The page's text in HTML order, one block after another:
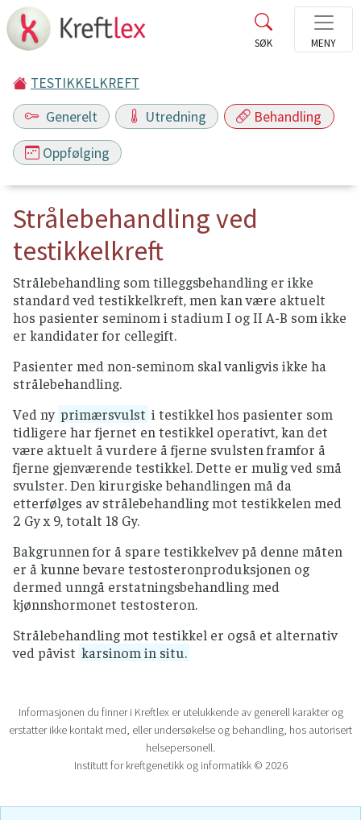
TESTIKKELKREFT
Generelt
Utredning Behandling
Oppfølging
Strålebehandling ved
testikkelkreft
Strålebehandling som tilleggsbehandling er ikke
standard ved testikkelkreft, men kan være aktuelt
hos pasienter seminom i stadium I og II A-B som ikke
er kandidater for cellegift.
Pasienter med non-seminom skal vanligvis ikke ha
strålebehandling.
Ved ny primærsvulst i testikkel hos pasienter som
tidligere har fjernet en testikkel operativt, kan det
være aktuelt å vurdere å fjerne svulsten framfor å
fjerne gjenværende testikkel. Dette er mulig ved små
svulster. Den kirurgiske behandlingen må da
etterfølges av strålebehandling mot testikkelen med
2 Gy x 9, totalt 18 Gy.
Bakgrunnen for å spare testikkelvev på denne måten
er å kunne bevare testosteronproduksjonen og
dermed unngå erstatningsbehandling med
kjønnshormonet testosteron.
Strålebehandling mot testikkel er også et alternativ
ved påvist karsinom in situ.
Informasjonen du finner i Kreftlex er utelukkende av generell karakter og
erstatter ikke kontakt med, eller undersøkelse og behandling, hos autorisert
helsepersonell.
Institutt for kreftgenetikk og informatikk © 2026